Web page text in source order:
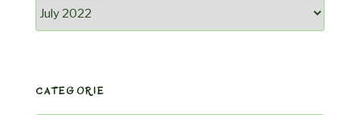
Archivio
CATEGORIE